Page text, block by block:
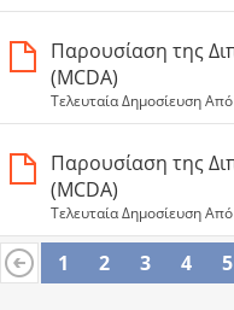
Παρουσίαση της
(MCDA)
Τελευταία Δημοσίευση Από
Παρουσίαση της
(MCDA)
Τελευταία Δημοσίευση Από
1 2 3 4 5